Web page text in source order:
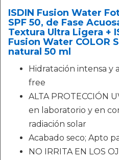
ISDIN Fusion Water
SPF 50, de Fase
Textura Ultra Ligera +
Fusion Water COLOR
natural 50 ml
Hidratación intensa y
free
ALTA PROTECCIÓN
en laboratorio y en
radiación solar
Acabado seco; Apto
NO IRRITA EN LOS